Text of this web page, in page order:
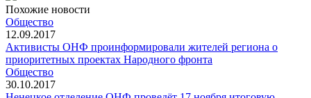
Похожие новости
Общество
12.09.2017
Активисты ОНФ проинформировали жителей региона о
приоритетных проектах Народного фронта
Общество
30.10.2017